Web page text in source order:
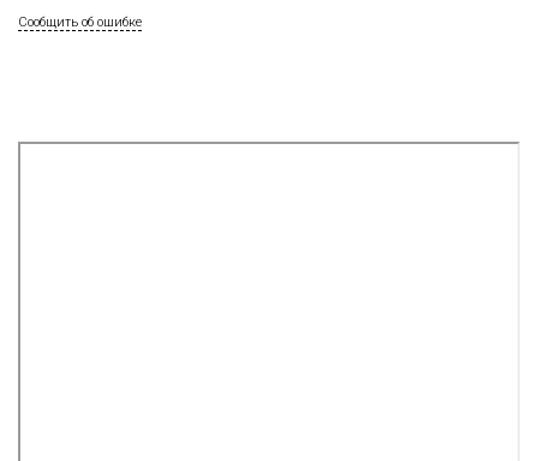
Сообщить об ошибке